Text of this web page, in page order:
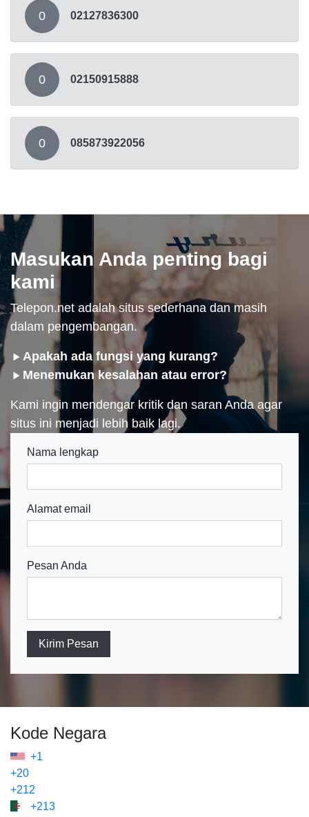
0 02127836300
0 02150915888
0 085873922056
Masukan Anda penting bagi
kami
Telepon.net adalah situs sederhana dan masih
dalam pengembangan.
Apakah ada fungsi yang kurang?
Menemukan kesalahan atau error?
Kami ingin mendengar kritik dan saran Anda agar
situs ini menjadi lebih baik lagi.
Nama lengkap
Alamat email
Pesan Anda
Kirim Pesan
Kode Negara
+1
+20
+212
+213